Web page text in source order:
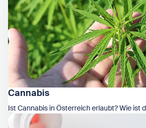
Cannabis
Ist Cannabis in Österreich erlaubt? Wie ist
Zeige Cannabis